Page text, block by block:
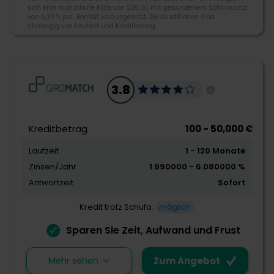
1695 besteht, ist sie heute auf digitale Bankgeschäfte
spezialisiert. Neben attraktiven Kreditkonditionen
steht die Bank of Scotland auch für Zuverlässigkeit,
kundenservice@bankofscotland.de
Karl-Liebknecht-Str. 5, 10178 Berlin
sich eine monatliche Rate von 236,19[ mit gebundenem Sollzinssatz
von 6,30 % p.a.. Bonität vorausgesetzt. Die Konditionen sind
abhängig von Laufzeit und Kreditbetrag.
4
Kreditangebot
Flexibilität
Schnelligkeit
Zum Angebot
3.8
Kreditbetrag 100 - 50,000 €
Laufzeit
1 - 120 Monate
Zinsen/Jahr
1.990000 - 6.080000 %
Antwortzeit
Sofort
Kredit trotz Schufa: möglich
Sparen Sie Zeit, Aufwand und Frust
Zum Angebot
Mehr sehen